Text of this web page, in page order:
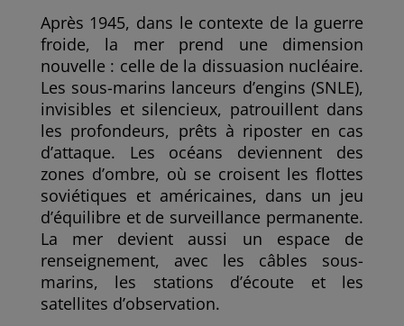
Après 1945, dans le contexte de la guerre
froide, la mer prend une dimension
nouvelle : celle de la dissuasion nucléaire.
Les sous-marins lanceurs d’engins (SNLE),
invisibles et silencieux, patrouillent dans
les profondeurs, prêts à riposter en cas
d’attaque. Les océans deviennent des
zones d’ombre, où se croisent les flottes
soviétiques et américaines, dans un jeu
d’équilibre et de surveillance permanente.
La mer devient aussi un espace de
renseignement, avec les câbles sous-
marins, les stations d’écoute et les
satellites d’observation.